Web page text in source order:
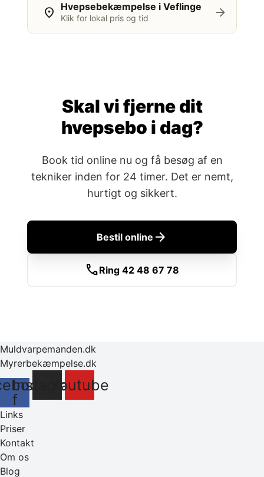
location_on Hvepsebekæmpelse i Veflinge
Klik for lokal pris og tid arrow_forward
Skal vi fjerne dit
hvepsebo i dag?
Book tid online nu og få besøg af en
tekniker inden for 24 timer. Det er nemt,
hurtigt og sikkert.
Bestil online arrow_forward
callRing 42 48 67 78
Muldvarpemanden.dk
Myrerbekæmpelse.dk
f
InstagramYoutube
Links
Priser
Kontakt
Om os
Blog